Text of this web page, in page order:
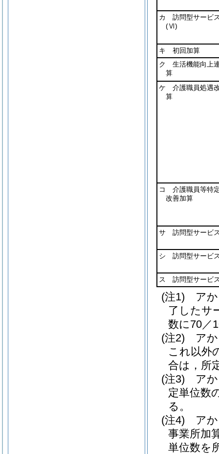
カ 訪問型サービ
(Ⅵ)
キ 初回加算
ク 生活機能向上
算
ケ 介護職員処遇
算
コ 介護職員等特
改善加算
サ 訪問型サービ
シ 訪問型サービ
ス 訪問型サービ
(注1) アか
了したサ
数に70／
(注2) アか
これ以外
合は，所
(注3) アか
定単位数
る。
(注4) アか
事業所加
単位数を